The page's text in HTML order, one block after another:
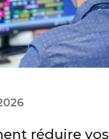
réduire vos